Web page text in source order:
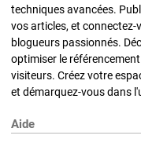
techniques avancées.
vos articles, et
blogueurs passionnés.
optimiser le
visiteurs. Créez votre
et démarquez-vous dans
Aide